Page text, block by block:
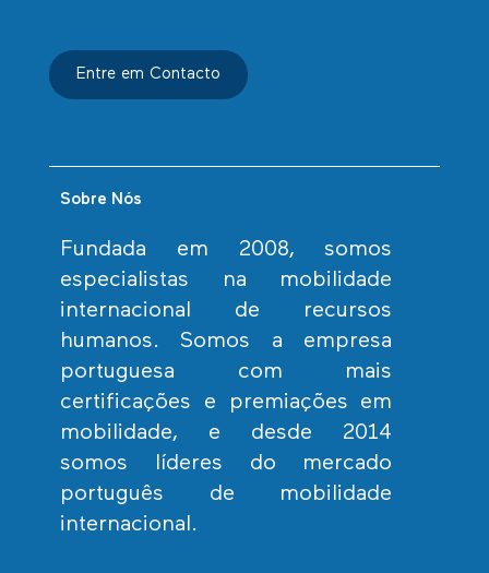
Entre em Contacto
Sobre Nós
Fundada em 2008, somos
especialistas na mobilidade
internacional de recursos
humanos. Somos a empresa
portuguesa com mais
certificações e premiações em
mobilidade, e desde 2014
somos líderes do mercado
português de mobilidade
internacional.